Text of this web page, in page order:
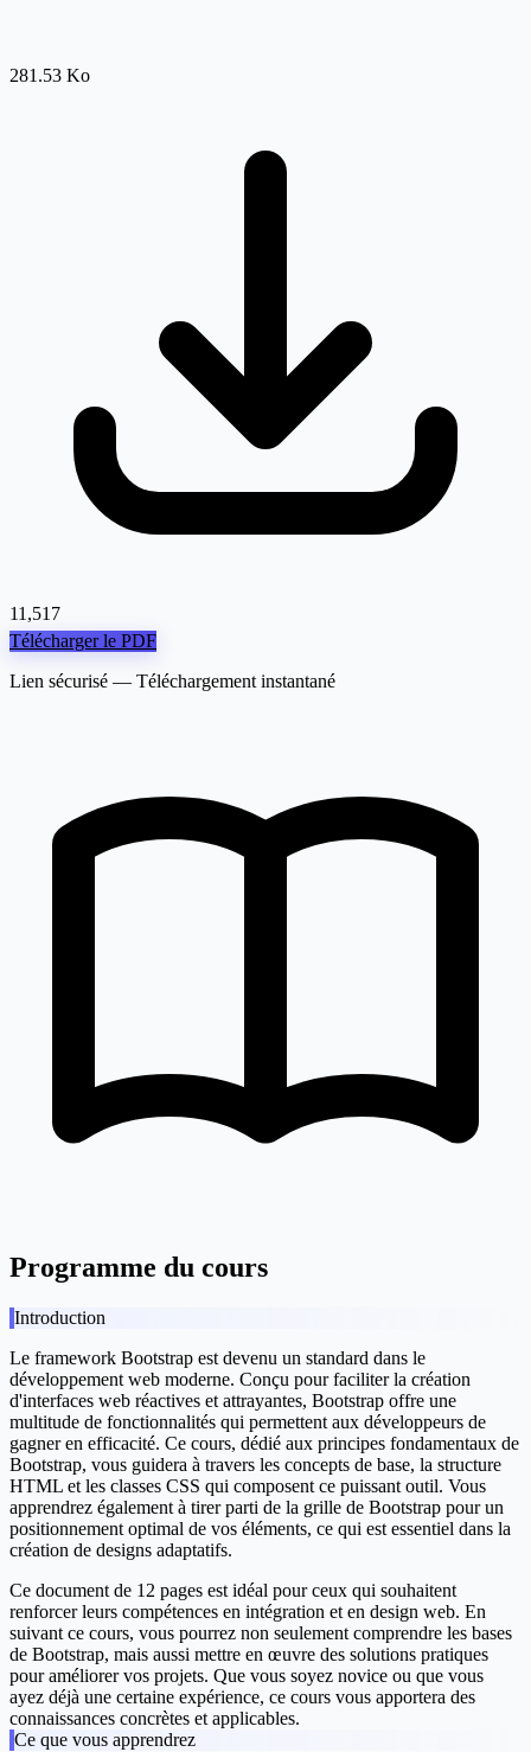
281.53 Ko
11,517
Télécharger le PDF
Lien sécurisé — Téléchargement instantané
Programme du cours
Introduction
Le framework Bootstrap est devenu un standard dans le
développement web moderne. Conçu pour faciliter la création
d'interfaces web réactives et attrayantes, Bootstrap offre une
multitude de fonctionnalités qui permettent aux développeurs de
gagner en efficacité. Ce cours, dédié aux principes fondamentaux de
Bootstrap, vous guidera à travers les concepts de base, la structure
HTML et les classes CSS qui composent ce puissant outil. Vous
apprendrez également à tirer parti de la grille de Bootstrap pour un
positionnement optimal de vos éléments, ce qui est essentiel dans la
création de designs adaptatifs.
Ce document de 12 pages est idéal pour ceux qui souhaitent
renforcer leurs compétences en intégration et en design web. En
suivant ce cours, vous pourrez non seulement comprendre les bases
de Bootstrap, mais aussi mettre en œuvre des solutions pratiques
pour améliorer vos projets. Que vous soyez novice ou que vous
ayez déjà une certaine expérience, ce cours vous apportera des
connaissances concrètes et applicables.
Ce que vous apprendrez